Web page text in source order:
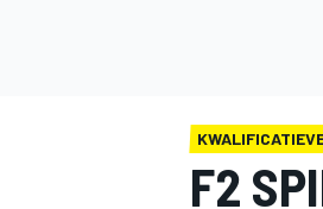
F2